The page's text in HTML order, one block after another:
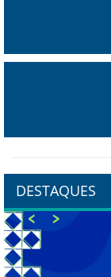
DESTAQUES